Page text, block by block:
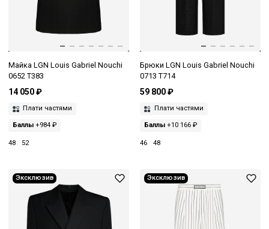
Майка LGN Louis Gabriel Nouchi
0652 T383
14 050 ₽
Плати частями
Баллы +984 ₽
48 52
Брюки LGN Louis Gabriel Nouchi
0713 T714
59 800 ₽
Плати частями
Баллы+10 166 ₽
46 48
Эксклюзив Эксклюзив